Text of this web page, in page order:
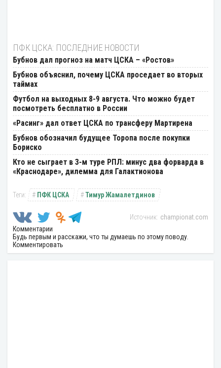
ПФК ЦСКА: ПОСЛЕДНИЕ НОВОСТИ
Бубнов дал прогноз на матч ЦСКА – «Ростов»
Бубнов объяснил, почему ЦСКА проседает во вторых
таймах
Футбол на выходных 8-9 августа. Что можно будет
посмотреть бесплатно в России
«Расинг» дал ответ ЦСКА по трансферу Мартирена
Бубнов обозначил будущее Торопа после покупки
Бориско
Кто не сыграет в 3-м туре РПЛ: минус два форварда в
«Краснодаре», дилемма для Галактионова
ПФК ЦСКА Тимур Жамалетдинов
championat.com
Комментарии
Будь первым и расскажи, что ты думаешь по этому поводу.
Комментировать